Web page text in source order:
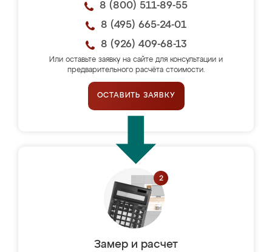
8 (800) 511-89-55
8 (495) 665-24-01
8 (926) 409-68-13
Или оставьте заявку на сайте для консультации и
предварительного расчёта стоимости.
ОСТАВИТЬ ЗАЯВКУ
Замер и расчет